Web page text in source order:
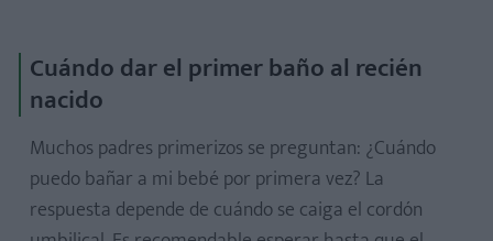
1. Prepara todo con antelación: seguridad y comodidad
ante todo
3. Desviste al bebé con calma y mételo en el agua
4. Limpieza suave del cuerpo y la cabecita
5. Secado delicado para evitar irritaciones
Cuándo dar el primer baño al recién
nacido
Muchos padres primerizos se preguntan: ¿Cuándo
puedo bañar a mi bebé por primera vez? La
respuesta depende de cuándo se caiga el cordón